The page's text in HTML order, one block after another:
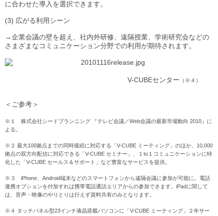
に合わせた導入を選択できます。
(3) 広がる利用シーン
→企業会議の壁を超え、社内外研修、遠隔授業、学術研究会などの
さまざまなコミュニケーション分野での利用が期待されます。
V-CUBEセンター （※４）
＜ご参考＞
※１ 株式会社シードプランニング 『テレビ会議／Web会議の最新市場動向 2010』に
よる。
※２ 最大100拠点までの同時接続に対応する「V-CUBE ミーティング」のほか、10,000
拠点の双方向配信に対応できる「V-CUBE セミナー」、１to１コミュニケーションに特
化した「V-CUBE セールス＆サポート」など豊富なサービスを提供。
※３ iPhone、Android端末などのスマートフォンから遠隔会議に参加が可能に。電話
連携オプションを付加すれば携帯電話通話エリアからの参加できます。iPadに関して
は、音声・映像のやりとりは行えず資料共有のみとなります。
※４ タッチパネル型23インチ液晶搭載パソコンに「V-CUBE ミーティング」２年サー